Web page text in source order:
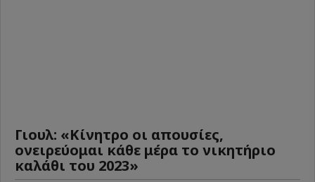
Γιουλ: «Κίνητρο οι απουσίες,
ονειρεύομαι κάθε μέρα το νικητήριο
καλάθι του 2023»